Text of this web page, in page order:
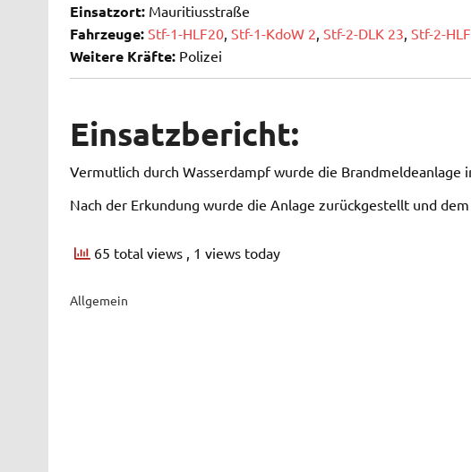
Einsatzort:Mauritiusstraße
Fahrzeuge: Stf-1-HLF20, Stf-1-KdoW 2, Stf-2-DLK 23, Stf-2-
Weitere Kräfte:Polizei
Einsatzbericht:
Vermutlich durch Wasserdampf wurde die
Nach der Erkundung wurde die Anlage zurückgestellt und
65 total views , 1 views today
Allgemein